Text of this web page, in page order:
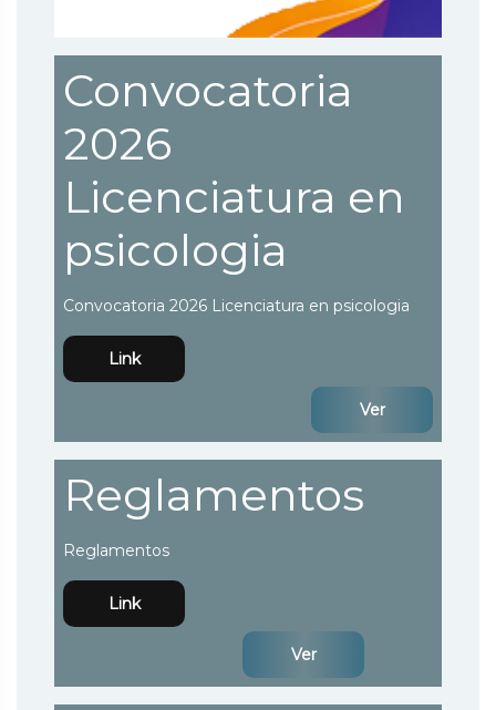
Convocatoria
2026
Licenciatura en
psicologia
Convocatoria 2026 Licenciatura en psicologia
Link
Ver
Reglamentos
Reglamentos
Link
Ver